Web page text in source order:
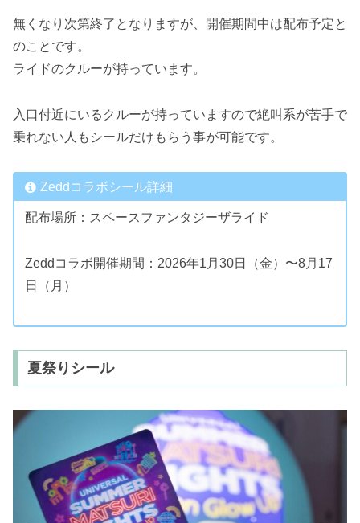
無くなり次第終了となりますが、開催期間中は配布予定と
のことです。
ライドのクルーが持っています。
入口付近にいるクルーが持っていますので絶叫系が苦手で
乗れない人もシールだけもらう事が可能です。
Zeddコラボシール詳細
配布場所：スペースファンタジーザライド
Zeddコラボ開催期間：2026年1月30日（金）〜8月17
日（月）
夏祭りシール